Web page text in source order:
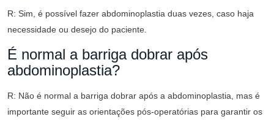
R: Sim, é possível fazer abdominoplastia duas vezes, caso haja
necessidade ou desejo do paciente.
É normal a barriga dobrar após
abdominoplastia?
R: Não é normal a barriga dobrar após a abdominoplastia, mas é
importante seguir as orientações pós-operatórias para garantir os